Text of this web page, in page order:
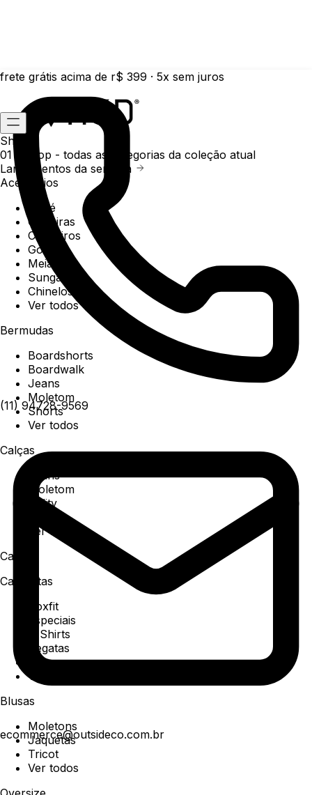
frete grátis acima de r$ 399 · 5x sem juros
(11) 94728-9569
ecommerce@outsideco.com.br
Shop
01 /
Shop - todas as categorias da coleção atual
Lançamentos da semana
Acessórios
Boné
Carteiras
Chaveiros
Gorros
Meias
Sunga
Chinelos
Ver todos
Bermudas
Boardshorts
Boardwalk
Jeans
Moletom
Shorts
Ver todos
Calças
Jeans
Moletom
Utility
Ver todos
Camisa
Camisetas
Boxfit
Especiais
T-Shirts
Regatas
Polo
Ver todos
Blusas
Moletons
Jaquetas
Tricot
Ver todos